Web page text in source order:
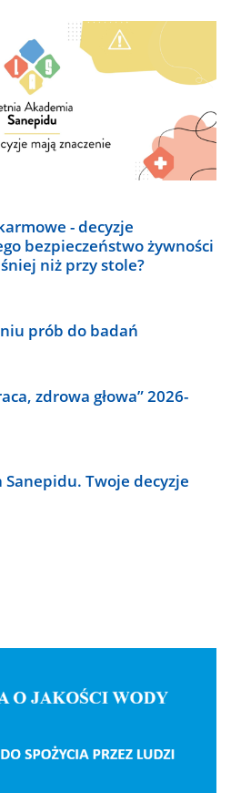
- decyzje
bezpieczeństwo żywności
niż przy stole?
prób do badań
zdrowa głowa” 2026-
Sanepidu. Twoje decyzje